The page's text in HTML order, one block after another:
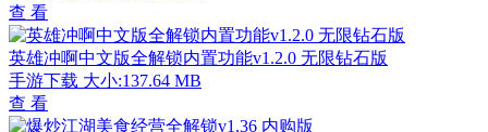
查 看
英雄冲啊中文版全解锁内置功能v1.2.0 无限钻石版
手游下载 大小:137.64 MB
查 看